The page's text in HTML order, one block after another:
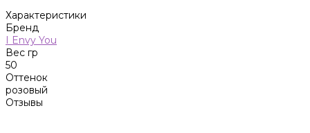
Характеристики
Бренд
I Envy You
Вес гр
50
Оттенок
розовый
Отзывы